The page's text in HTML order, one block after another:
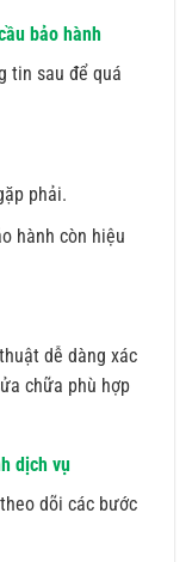
bảo hành
tin sau để quá
phải.
hành còn hiệu
dễ dàng xác
chữa phù hợp
dịch vụ
dõi các bước